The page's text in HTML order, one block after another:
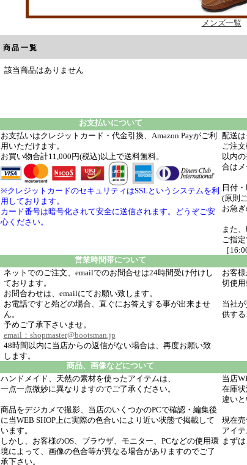
メンズ一覧
商品一覧
該当商品はありません
お支払いについて
お支払いはクレジットカード・代金引換、Amazon Payがご利
用いただけます。
お買い物合計11,000円(税込)以上で送料無料。
※クレジットカードのセキュリティはSSLというシステムを利
用しております。
カード番号は暗号化されて安全に送信されます。どうぞご安
心ください。
配送は
ご注
以内
合はメ
日付
(原則
お急
また
ご指
［
営業時間帯について
ネットでのご注文、emailでのお問合せは24時間受け付けし
ております。
お問合わせは、emailにてお願い致します。
お電話ですと殆どの場合、直ぐにお答えする事が出来ませ
ん。
予めご了承下さいませ。
email：shopmaster@bootsman.jp
48時間以内に当店からの返信がない場合は、再度お願い致
します。
お客
切使用
当社
供す
商品、画像などについて
ハンドメイド、天然の素材を使ったアイテムは、
一点一点微妙に異なりますのでご了承ください。
商品をデジカメで撮影、当店のいくつかのPCで確認・編集後
に当WEB SHOP上に実際の色合いにより近い状態で掲載して
います。
しかし、お客様のOS、ブラウザ、モニター、PCなどの使用環
境によって、画像の色合等が異なる場合がありますのでご了
承下さい。
当店
在庫
違い
現在
アイテ
まず